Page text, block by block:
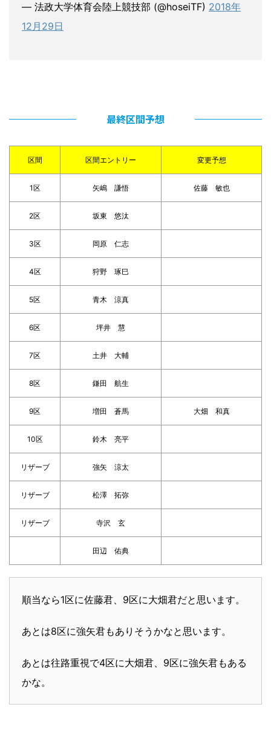
— 法政大学体育会陸上競技部 (@hoseiTF) 2018年
12月29日
最終区間予想
区間 区間エントリー 変更予想
1区 矢嶋 謙悟 佐藤 敏也
2区 坂東 悠汰
3区 岡原 仁志
4区 狩野 琢巳
5区 青木 涼真
6区 坪井 慧
7区 土井 大輔
8区 鎌田 航生
9区 増田 蒼馬 大畑 和真
10区 鈴木 亮平
リザーブ 強矢 涼太
リザーブ 松澤 拓弥
リザーブ 寺沢 玄
田辺 佑典
順当なら1区に佐藤君、9区に大畑君だと思います。
あとは8区に強矢君もありそうかなと思います。
あとは往路重視で4区に大畑君、9区に強矢君もある
かな。